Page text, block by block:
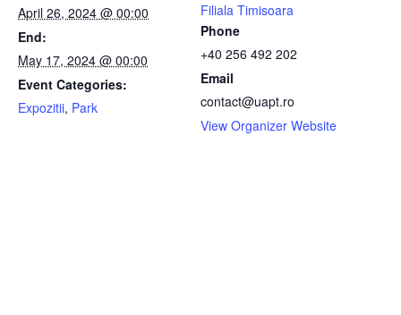
April 26, 2024 @ 00:00
End:
May 17, 2024 @ 00:00
Event Categories:
Expozitii, Park
Filiala Timisoara
Phone
+40 256 492 202
Email
contact@uapt.ro
View Organizer Website